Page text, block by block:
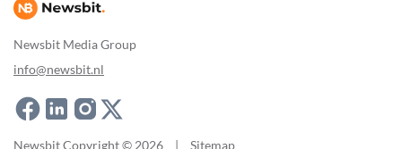
Newsbit Media Group
info@newsbit.nl
Newsbit Copyright © 2026 | Sitemap